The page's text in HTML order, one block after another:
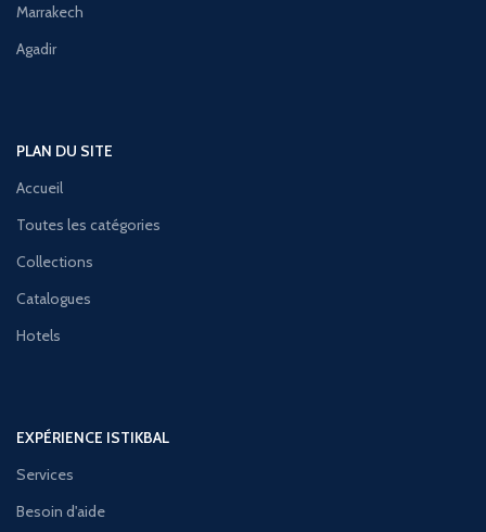
Marrakech
Agadir
PLAN DU SITE
Accueil
Toutes les catégories
Collections
Catalogues
Hotels
EXPÉRIENCE ISTIKBAL
Services
Besoin d'aide